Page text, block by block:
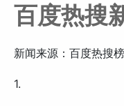
百度热搜
新闻来源：百度热搜榜
1.